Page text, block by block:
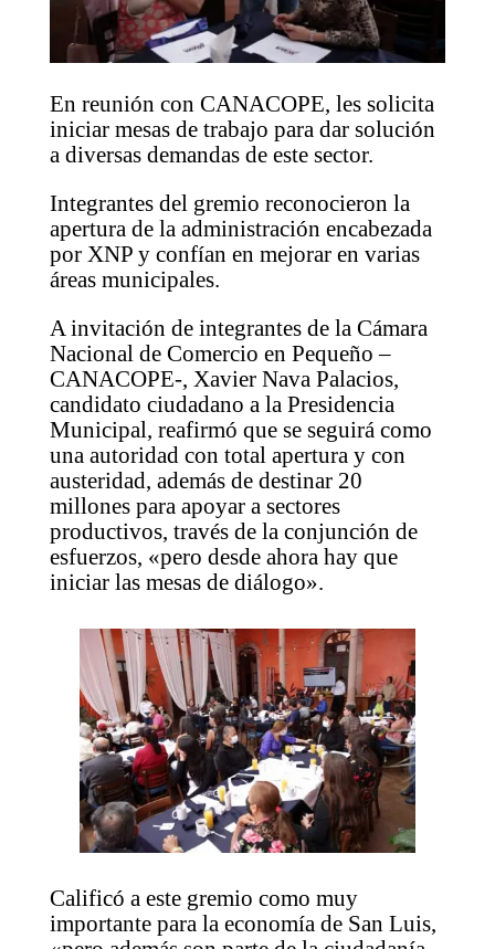
En reunión con CANACOPE, les solicita
iniciar mesas de trabajo para dar solución
a diversas demandas de este sector.
Integrantes del gremio reconocieron la
apertura de la administración encabezada
por XNP y confían en mejorar en varias
áreas municipales.
A invitación de integrantes de la Cámara
Nacional de Comercio en Pequeño –
CANACOPE-, Xavier Nava Palacios,
candidato ciudadano a la Presidencia
Municipal, reafirmó que se seguirá como
una autoridad con total apertura y con
austeridad, además de destinar 20
millones para apoyar a sectores
productivos, través de la conjunción de
esfuerzos, «pero desde ahora hay que
iniciar las mesas de diálogo».
Calificó a este gremio como muy
importante para la economía de San Luis,